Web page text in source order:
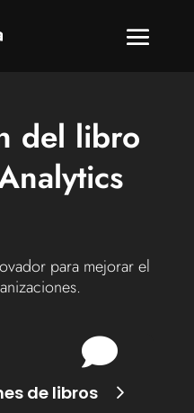
del libro
para mejorar el

de libros